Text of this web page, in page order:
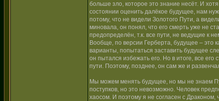
больше зло, которое это знание несёт. И
состоянии оценить далёкое будущее, нам
потому, что не видели Золотого Пути, а
миновала, он понял, что его смерть уже не
предопределён, т.к. все пути, не ведущие к
Вообще, по версии Герберта, будущее – это
варианты, попытаться заставить будущее
он пытался избежать его. Но в итоге, все
пути. Поэтому, позднее, он сам же и
Мы можем менять будущее, но мы не знаем
поступков, но это невозможно. Человек
хаосом. И поэтому я не согласен с